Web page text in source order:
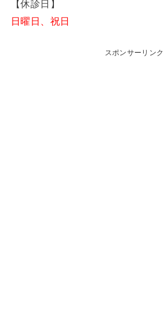
【休診日】
日曜日、祝日
スポンサーリンク